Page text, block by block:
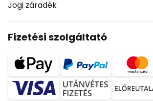
Jogi záradék
Fizetési szolgáltató